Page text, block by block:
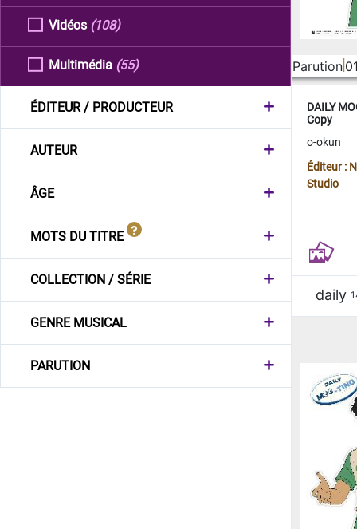
Vidéos (108)
Multimédia (55)
ÉDITEUR / PRODUCTEUR
AUTEUR
ÂGE
MOTS DU TITRE
COLLECTION / SÉRIE
GENRE MUSICAL
PARUTION
Parution
DAILY
Copy
o-okun
Éditeur :
Studio
daily